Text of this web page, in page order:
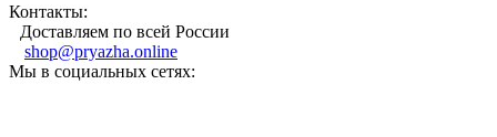
Контакты:
Доставляем по всей России
shop@pryazha.online
Мы в социальных сетях: